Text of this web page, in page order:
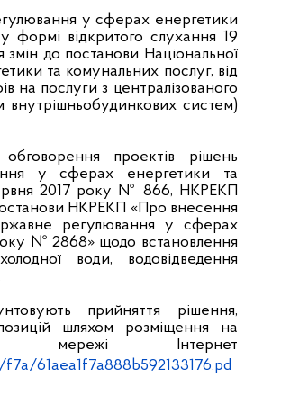
у сферах енергетики
формі відкритого слухання 19
до постанови Національної
та комунальних послуг, від
послуги з централізованого
внутрішньобудинкових систем)
проектів рішень
у сферах енергетики та
2017 року № 866, НКРЕКП
НКРЕКП «Про внесення
регулювання у сферах
№ 2868» щодо встановлення
води, водовідведення
прийняття рішення,
шляхом розміщення на
Інтернет
61aea1f7a888b592133176.pd